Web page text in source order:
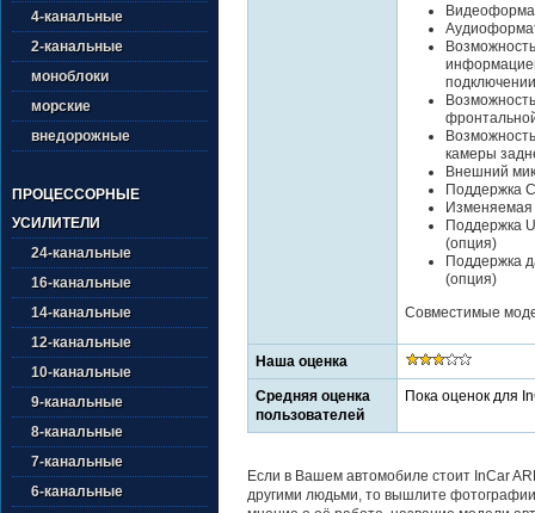
4-канальные
2-канальные
моноблоки
морские
внедорожные
ПРОЦЕССОРНЫЕ
УСИЛИТЕЛИ
24-канальные
16-канальные
14-канальные
12-канальные
10-канальные
9-канальные
8-канальные
7-канальные
6-канальные
камеры
Внешний
Поддержка
Изменяемая
Поддержка
(опция)
Поддержка
(опция)
Совместимые
Наша оценка
Средняя оценка
пользователей
Пока оценок для
Если в Вашем автомобиле стоит InCar
другими людьми, то вышлите